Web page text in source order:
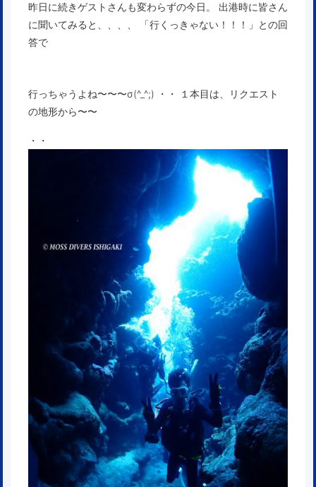
昨日に続きゲストさんも変わらずの今日。 出港時に皆さん
に聞いてみると、、、、 「行くっきゃない！！！」との回
答で
行っちゃうよね〜〜〜σ(^_^;) ・・ １本目は、リクエスト
の地形から〜〜
・・